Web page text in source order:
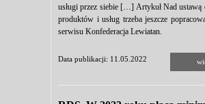
usługi przez siebie […] Artykuł Nad ustawą
produktów i usług trzeba jeszcze
serwisu Konfederacja Lewiatan.
Data publikacji: 11.05.2022